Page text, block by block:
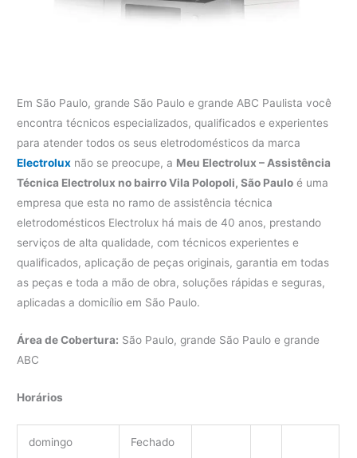
Em São Paulo, grande São Paulo e grande ABC Paulista você
encontra técnicos especializados, qualificados e experientes
para atender todos os seus eletrodomésticos da marca
Electrolux não se preocupe, a Meu Electrolux – Assistência
Técnica Electrolux no bairro Vila Polopoli, São Paulo é uma
empresa que esta no ramo de assistência técnica
eletrodomésticos Electrolux há mais de 40 anos, prestando
serviços de alta qualidade, com técnicos experientes e
qualificados, aplicação de peças originais, garantia em todas
as peças e toda a mão de obra, soluções rápidas e seguras,
aplicadas a domicílio em São Paulo.
Área de Cobertura: São Paulo, grande São Paulo e grande
ABC
Horários
domingo Fechado